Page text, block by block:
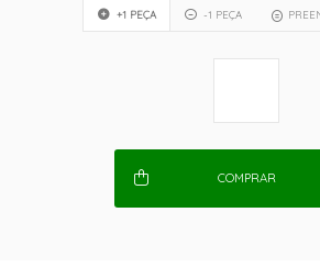
+1 PEÇA -1 PEÇA
COMPRAR